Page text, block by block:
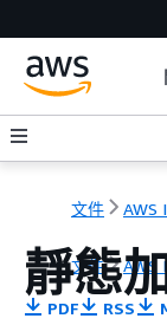
文件 AWS
文件 AWS
靜態
PDF RSS